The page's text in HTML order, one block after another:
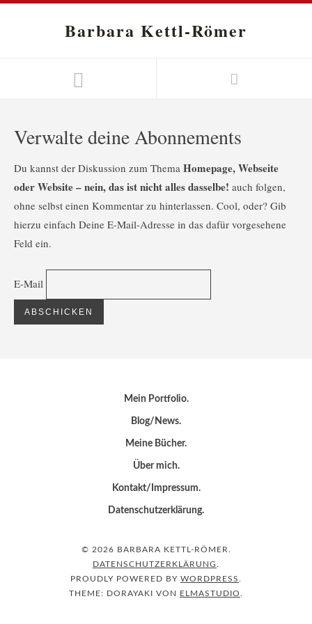
Barbara Kettl-Römer
Verwalte deine Abonnements
Du kannst der Diskussion zum Thema Homepage, Webseite
oder Website – nein, das ist nicht alles dasselbe! auch folgen,
ohne selbst einen Kommentar zu hinterlassen. Cool, oder? Gib
hierzu einfach Deine E-Mail-Adresse in das dafür vorgesehene
Feld ein.
E-Mail
Mein Portfolio
Blog/News
Meine Bücher
Über mich
Kontakt/Impressum
Datenschutzerklärung
© 2026 BARBARA KETTL-RÖMER
DATENSCHUTZERKLÄRUNG
PROUDLY POWERED BY WORDPRESS
THEME: DORAYAKI VON ELMASTUDIO